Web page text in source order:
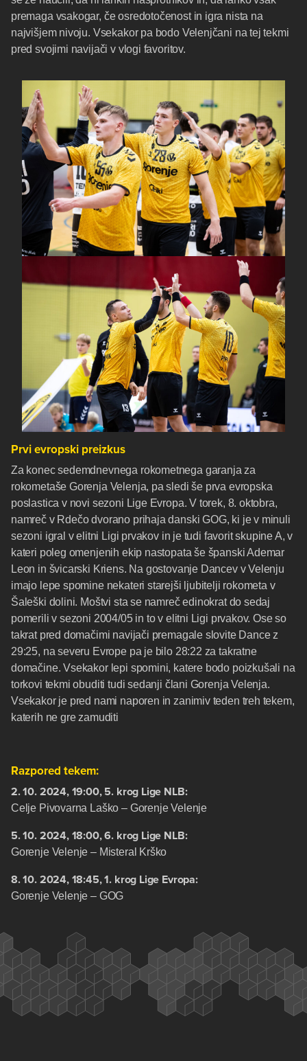
premaga vsakogar, če osredotočenost in igra nista na
najvišjem nivoju. Vsekakor pa bodo Velenjčani na tej tekmi
pred svojimi navijači v vlogi favoritov.
Prvi evropski preizkus
Za konec sedemdnevnega rokometnega garanja za
rokometaše Gorenja Velenja, pa sledi še prva evropska
poslastica v novi sezoni Lige Evropa. V torek, 8. oktobra,
namreč v Rdečo dvorano prihaja danski GOG, ki je v minuli
sezoni igral v elitni Ligi prvakov in je tudi favorit skupine A, v
kateri poleg omenjenih ekip nastopata še španski Ademar
Leon in švicarski Kriens. Na gostovanje Dancev v Velenju
imajo lepe spomine nekateri starejši ljubitelji rokometa v
Šaleški dolini. Moštvi sta se namreč edinokrat do sedaj
pomerili v sezoni 2004/05 in to v elitni Ligi prvakov. Ose so
takrat pred domačimi navijači premagale slovite Dance z
29:25, na severu Evrope pa je bilo 28:22 za takratne
domačine. Vsekakor lepi spomini, katere bodo poizkušali na
torkovi tekmi obuditi tudi sedanji člani Gorenja Velenja.
Vsekakor je pred nami naporen in zanimiv teden treh tekem,
katerih ne gre zamuditi
Razpored tekem:
2. 10. 2024, 19:00, 5. krog Lige NLB:
Celje Pivovarna Laško – Gorenje Velenje
5. 10. 2024, 18:00, 6. krog Lige NLB:
Gorenje Velenje – Misteral Krško
8. 10. 2024, 18:45, 1. krog Lige Evropa:
Gorenje Velenje – GOG